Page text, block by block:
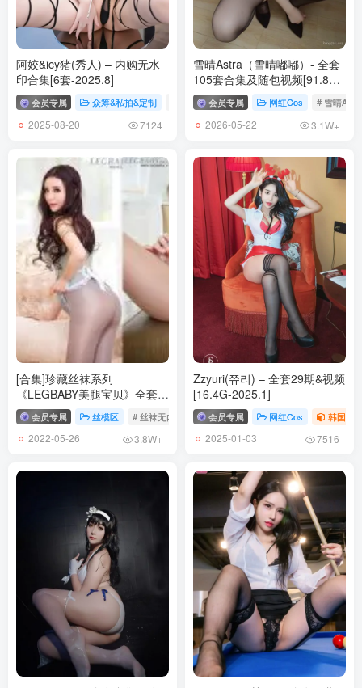
[4.15]
俏妞qiaoniuTT – NO.112 皮裙战靴 [23P+1V／345MB]
[4.13]
[4.11]
俏妞qiaoniuTT – NO.110 肥美大屁股 [32P+2V／273MB]
[4.5]
俏妞qiaoniuTT – NO.109 车库美人 [42P+1V／271MB]
[3.30]
俏妞qiaoniuTT – NO.108 黑丝蜜桃 [17P／35MB]
[3.25]
[3.14]
俏妞qiaoniuTT – NO.106 透明薄纱 [36P／112MB]
[3.13]
俏妞qiaoniuTT – NO.105 剪烂的蜘蛛连体衣[30P+2V／442MB]
俏妞qiaoniuTT – NO.104 节日快乐 [21P／85MB]
[2.26]
俏妞qiaoniuTT – NO.103 618付费[36P／118M]
[2.18]
俏妞qiaoniuTT – NO.102 黑丝蜜桃臀[28P+2V／265MB]
阿姣&icy猪(秀人) – 内购无水
印合集[6套-2025.8]
会员专属 众筹&私拍&定制 # icy猪
2025-08-20 7124
雪晴Astra（雪晴嘟嘟）- 全套
105套合集及随包视频[91.8G-
2026.5]
会员专属 网红Cos # 雪晴Astra
2026-05-22 3.1W+
[合集]珍藏丝袜系列
《LEGBABY美腿宝贝》全套
35套含乔柯涵钻石版丝袜无内
系列[4.53G]
会员专属 丝模区 # 丝袜无内 # LEGBABY美腿宝贝 # 乔柯涵
2022-05-26 3.8W+
Zzyuri(쮸리) – 全套29期&视频
[16.4G-2025.1]
会员专属 网红Cos 韩国（
2025-01-03 7516